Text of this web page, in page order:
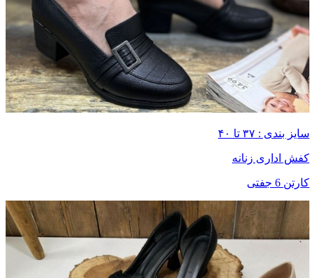
سایز بندی : ۳۷ تا ۴۰
کفش اداری زنانه
کارتن 6 جفتی